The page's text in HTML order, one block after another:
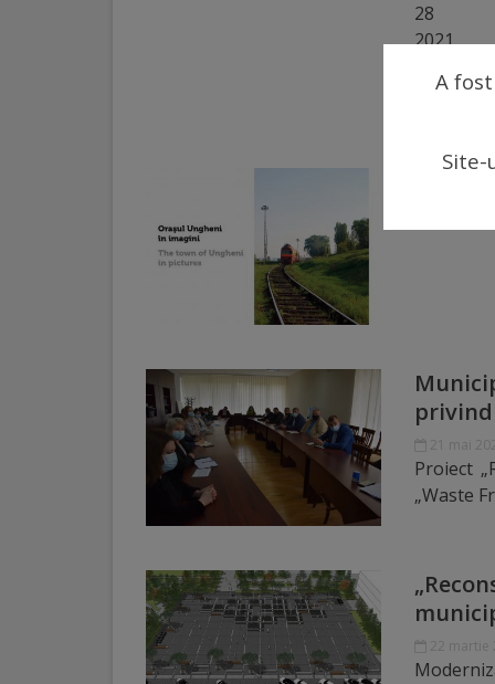
performanță
Administrație
loc 3 […]
Proiect
„Waste
A
Site-